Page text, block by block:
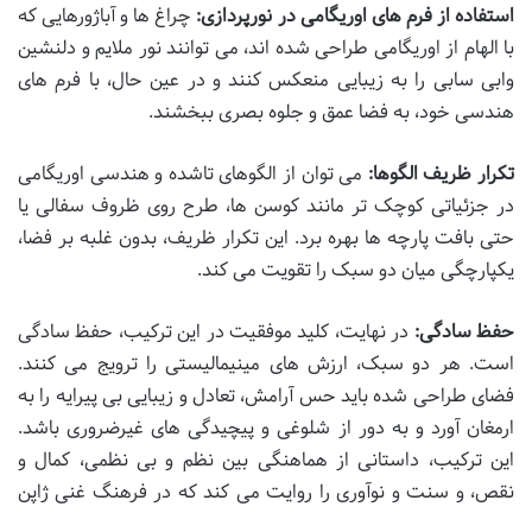
استفاده از فرم های اوریگامی در نورپردازی: چراغ ها و آباژورهایی که
با الهام از اوریگامی طراحی شده اند، می توانند نور ملایم و دلنشین
وابی سابی را به زیبایی منعکس کنند و در عین حال، با فرم های
هندسی خود، به فضا عمق و جلوه بصری ببخشند.
تکرار ظریف الگوها: می توان از الگوهای تاشده و هندسی اوریگامی
در جزئیاتی کوچک تر مانند کوسن ها، طرح روی ظروف سفالی یا
حتی بافت پارچه ها بهره برد. این تکرار ظریف، بدون غلبه بر فضا،
یکپارچگی میان دو سبک را تقویت می کند.
حفظ سادگی: در نهایت، کلید موفقیت در این ترکیب، حفظ سادگی
است. هر دو سبک، ارزش های مینیمالیستی را ترویج می کنند.
فضای طراحی شده باید حس آرامش، تعادل و زیبایی بی پیرایه را به
ارمغان آورد و به دور از شلوغی و پیچیدگی های غیرضروری باشد.
این ترکیب، داستانی از هماهنگی بین نظم و بی نظمی، کمال و
نقص، و سنت و نوآوری را روایت می کند که در فرهنگ غنی ژاپن